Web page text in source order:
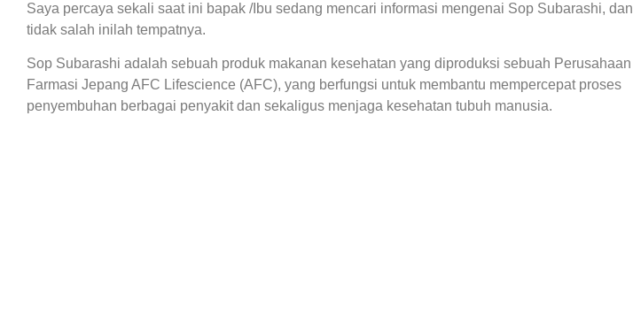
Saya percaya sekali saat ini bapak /Ibu sedang mencari informasi mengenai Sop Subarashi, dan
tidak salah inilah tempatnya.
Sop Subarashi adalah sebuah produk makanan kesehatan yang diproduksi sebuah Perusahaan
Farmasi Jepang AFC Lifescience (AFC), yang berfungsi untuk membantu mempercepat proses
penyembuhan berbagai penyakit dan sekaligus menjaga kesehatan tubuh manusia.